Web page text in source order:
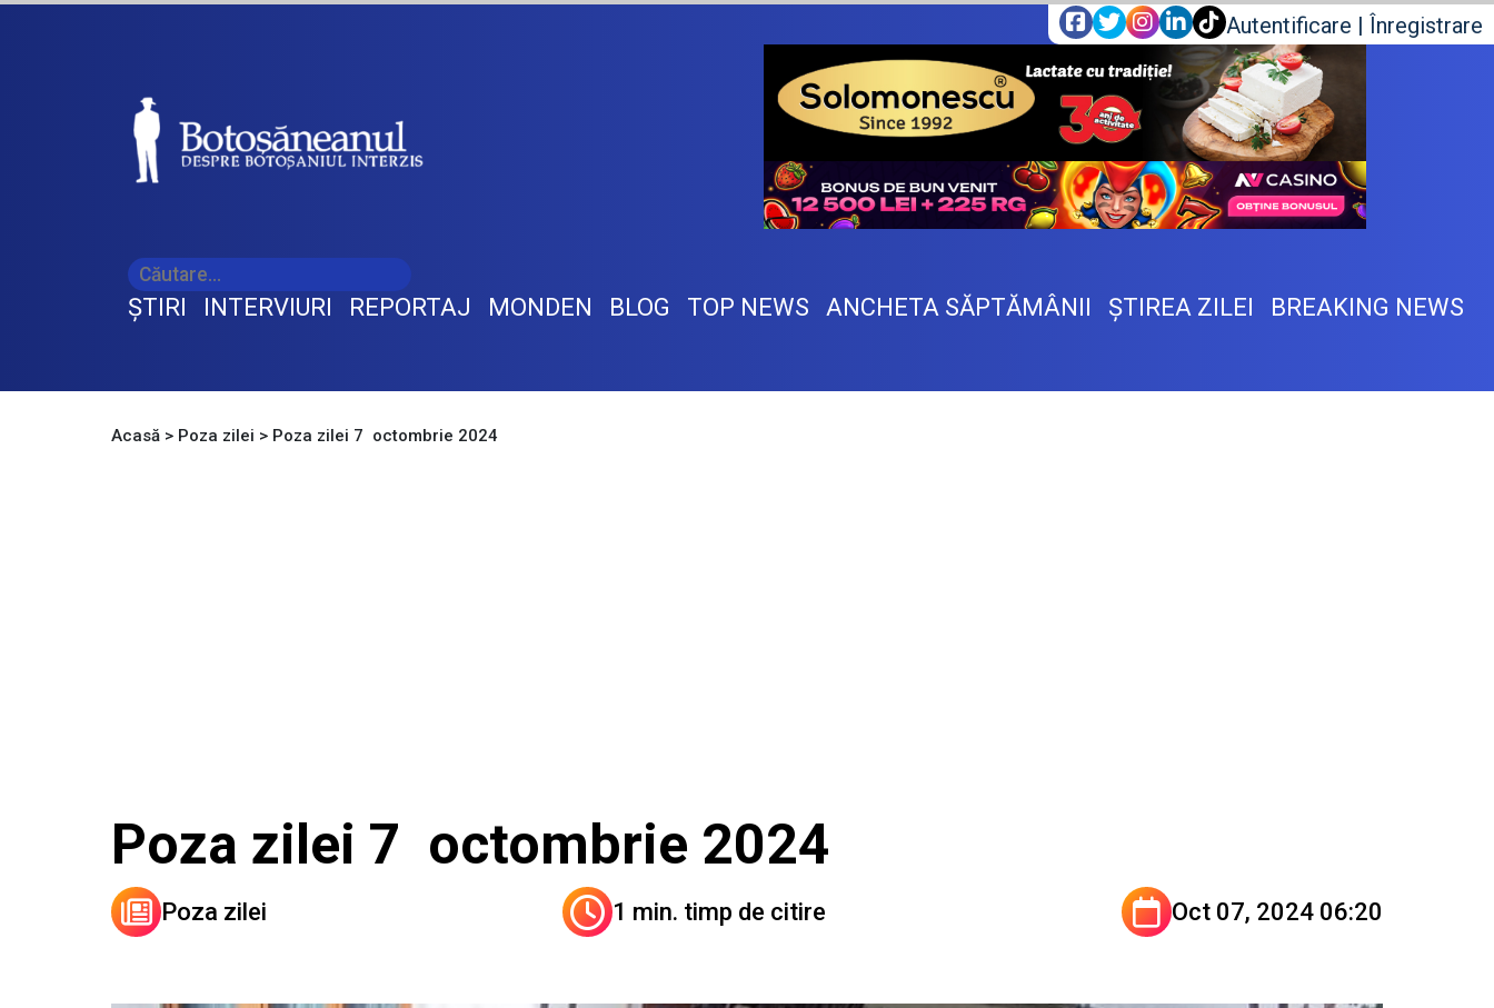
Autentificare | Înregistrare
ŞTIRI INTERVIURI REPORTAJ MONDEN BLOG TOP NEWS ANCHETA SĂPTĂMÂNII ŞTIREA ZILEI BREAKING NEWS
Acasă > Poza zilei > Poza zilei 7 octombrie 2024
Poza zilei 7 octombrie 2024
Poza zilei 1 min. timp de citire Oct 07, 2024 06:20